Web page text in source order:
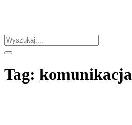
Tag: komunikacja